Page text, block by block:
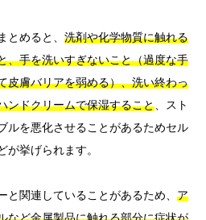
とめると、 洗剤や化学物質に触れる
、手を洗いすぎないこと（過度な手
皮膚バリアを弱める）、洗い終わっ
ンドクリームで保湿すること、スト
ルを悪化させることがあるためセル
が挙げられます。
と関連していることがあるため、 ア